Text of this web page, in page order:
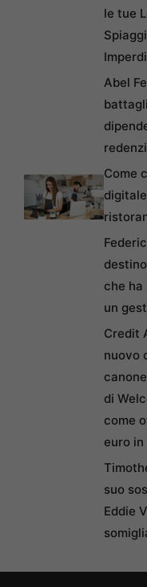
le tue
Abel
Come
che
un
Credit
nuovo
di
come
euro in
suo
Eddie